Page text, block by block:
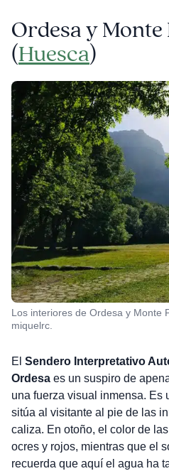
Ordesa y
(Huesca)
Los interiores de Ordesa y Monte
miquelrc.
El Sendero Interpretativo
Ordesaes un suspiro de
una fuerza visual inmensa. Es
sitúa al visitante al pie de las
caliza. En otoño, el color de
ocres y rojos, mientras que el
recuerda que aquí el agua ha